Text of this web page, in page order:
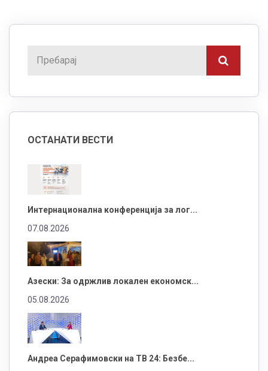
ОСТАНАТИ ВЕСТИ
Интернационална конференција за лог...
07.08.2026
Азески: За одржлив локален економск...
05.08.2026
Андреа Серафимовски на ТВ 24: Безбе...